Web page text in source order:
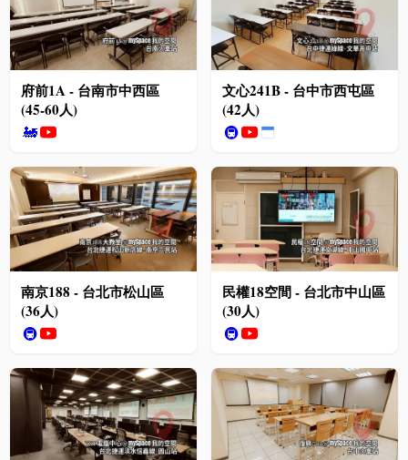
府前1A - 台南市中西區
(45-60人)
🚂
文心241B - 台中市西屯區
(42人)
🚇
南京188 - 台北市松山區
(36人)
🚇
民權18空間 - 台北市中山區
(30人)
🚇